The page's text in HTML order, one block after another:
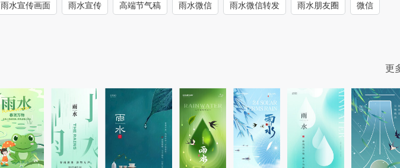
雨水宣传画面 雨水宣传 高端节气稿 雨水微信 雨水微信转发 雨水朋友圈 微信
更